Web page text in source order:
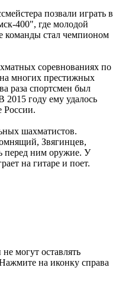
позвали играть в
400", где молодой
команды стал чемпионом
соревнованиях по
многих престижных
раза спортсмен был
году ему удалось
России.
шахматистов.
Звягинцев,
ним оружие. У
на гитаре и поет.
могут оставлять
на иконку справа